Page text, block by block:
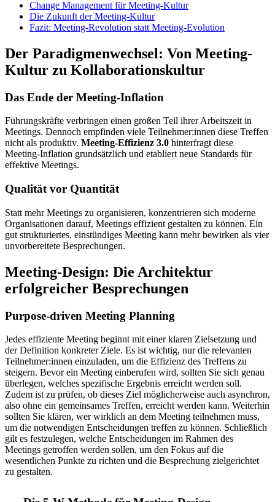
Change Management für Meeting-Kultur
Die Zukunft der Meeting-Kultur
Fazit: Meeting-Revolution statt Meeting-Evolution
Der Paradigmenwechsel: Von Meeting-
Kultur zu Kollaborationskultur
Das Ende der Meeting-Inflation
Führungskräfte verbringen einen großen Teil ihrer Arbeitszeit in
Meetings. Dennoch empfinden viele Teilnehmer:innen diese Treffen
nicht als produktiv. Meeting-Effizienz 3.0 hinterfragt diese
Meeting-Inflation grundsätzlich und etabliert neue Standards für
effektive Meetings.
Qualität vor Quantität
Statt mehr Meetings zu organisieren, konzentrieren sich moderne
Organisationen darauf, Meetings effizient gestalten zu können. Ein
gut strukturiertes, einstündiges Meeting kann mehr bewirken als vier
unvorbereitete Besprechungen.
Meeting-Design: Die Architektur
erfolgreicher Besprechungen
Purpose-driven Meeting Planning
Jedes effiziente Meeting beginnt mit einer klaren Zielsetzung und
der Definition konkreter Ziele. Es ist wichtig, nur die relevanten
Teilnehmer:innen einzuladen, um die Effizienz des Treffens zu
steigern. Bevor ein Meeting einberufen wird, sollten Sie sich genau
überlegen, welches spezifische Ergebnis erreicht werden soll.
Zudem ist zu prüfen, ob dieses Ziel möglicherweise auch asynchron,
also ohne ein gemeinsames Treffen, erreicht werden kann. Weiterhin
sollten Sie klären, wer wirklich an dem Meeting teilnehmen muss,
um die notwendigen Entscheidungen treffen zu können. Schließlich
gilt es festzulegen, welche Entscheidungen im Rahmen des
Meetings getroffen werden sollen, um den Fokus auf die
wesentlichen Punkte zu richten und die Besprechung zielgerichtet
zu gestalten.